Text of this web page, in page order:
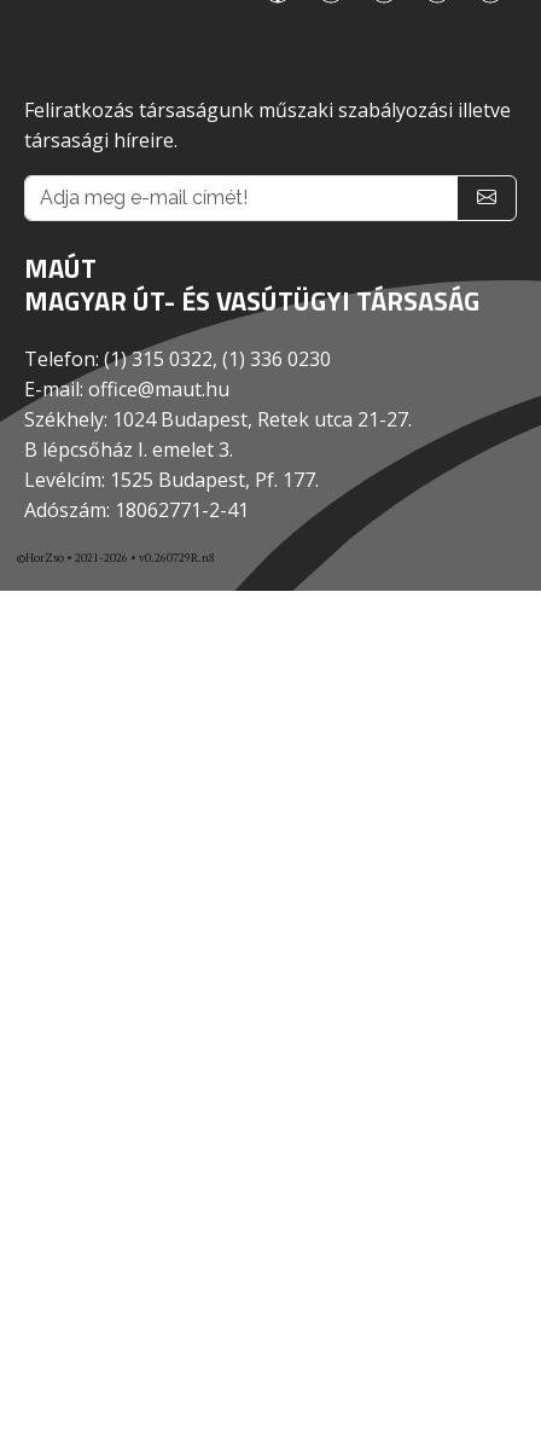
Feliratkozás társaságunk műszaki szabályozási illetve
társasági híreire.
MAÚT
MAGYAR ÚT- ÉS VASÚTÜGYI TÁRSASÁG
Telefon: (1) 315 0322, (1) 336 0230
E-mail: office@maut.hu
Székhely: 1024 Budapest, Retek utca 21-27.
B lépcsőház I. emelet 3.
Levélcím: 1525 Budapest, Pf. 177.
Adószám: 18062771-2-41
©HorZso • 2021-2026 • v0.260729R.n8